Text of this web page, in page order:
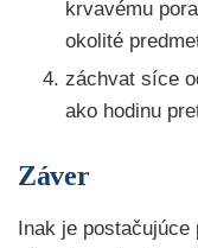
krvavému
okolité
záchvat síce
ako hodinu
Záver
Inak je